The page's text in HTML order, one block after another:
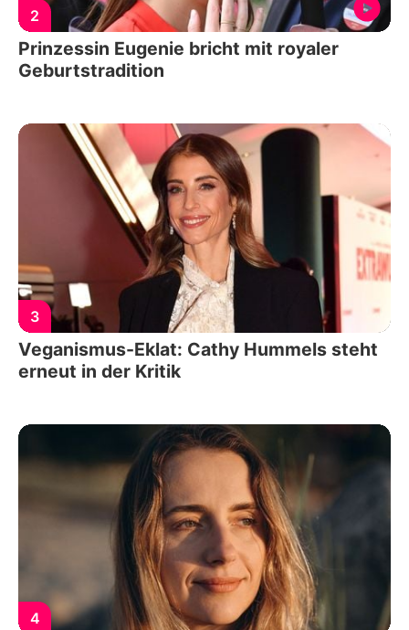
2
Prinzessin Eugenie bricht mit royaler
Geburtstradition
3
Veganismus-Eklat: Cathy Hummels steht
erneut in der Kritik
4